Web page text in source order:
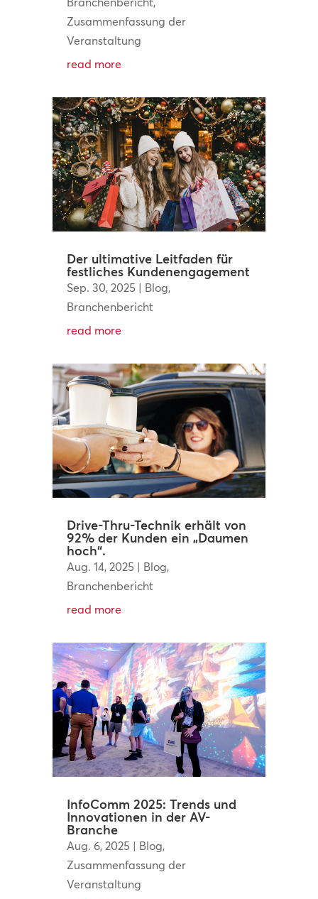
Zusammenfassung der
Veranstaltung
read more
Der ultimative Leitfaden für
festliches Kundenengagement
Sep. 30, 2025 | Blog,
Branchenbericht
read more
Drive-Thru-Technik erhält von
92% der Kunden ein „Daumen
hoch“.
Aug. 14, 2025 | Blog,
Branchenbericht
read more
InfoComm 2025: Trends und
Innovationen in der AV-
Branche
Aug. 6, 2025 | Blog,
Zusammenfassung der
Veranstaltung